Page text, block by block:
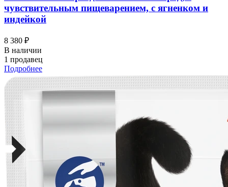
чувствительным пищеварением, с ягненком и
индейкой
8 380 ₽
В наличии
1 продавец
Подробнее